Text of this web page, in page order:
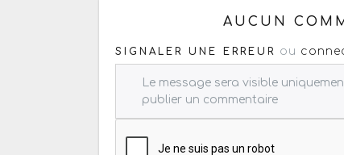
AUCUN
SIGNALER UNE ERREUR ou